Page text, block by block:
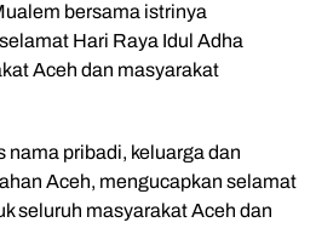
bersama istrinya
Hari Raya Idul Adha
Aceh dan masyarakat
nama pribadi, keluarga dan
Aceh, mengucapkan selamat
seluruh masyarakat Aceh dan